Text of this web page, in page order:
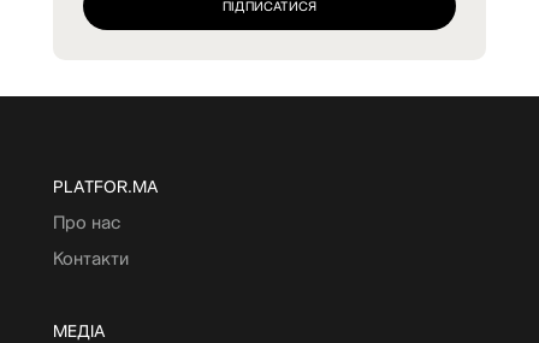
PLATFOR.MA
Про нас
Контакти
МЕДІА